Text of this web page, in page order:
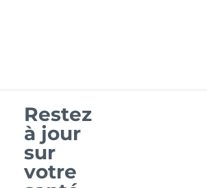
Restez
à jour
sur
votre